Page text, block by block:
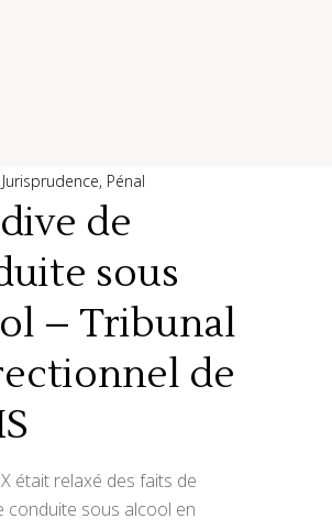
Jurisprudence, Pénal
de
sous
– Tribunal
de
était relaxé des faits de
conduite sous alcool en